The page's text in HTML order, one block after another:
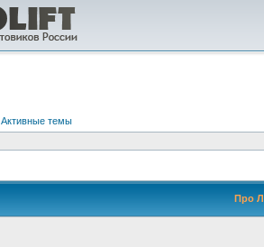
Активные темы
Про